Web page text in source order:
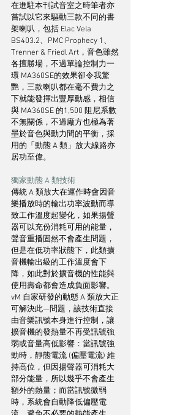
在進駐本刊試音室之時筆者亦
嘗試以它來驅動三款不同的書
架喇叭，包括 Elac Vela
BS403.2、PMC Prophecy 1、
Trenner & Friedl Art，音色雖然
各擅勝場，不過單論控制力一
環 MA360SE的效果卻令我驚
艷，三款喇叭都在毫不費力之
下就能發揮出豐厚動感，相信
與 MA360SE 的1,500 阻尼系數
不無關係，不過廠方也極為著
墨於音色與動力間的平衡，採
用的「動態 A 類」放大線路亦
居功至偉。
獨家動態 A 類技術
傳統 A 類放大在運作時會因音
樂播放時的輸出功率波動而導
致工作溫度起變化，如果揚聲
器可以充份消耗可用的能量，
聲音重播固然不會產生問題，
但是在低功率狀態下，此類擴
音機輸出級的工作溫度會下
降，如此對於擴音機的性能與
使用壽命都會造成負面影響。
vM 自家研發的動態 A 類放大正
可解決此—問題，該技術直接
由音樂訊號本身進行控制，讓
擴音機的發熱量不再受訊號強
弱或音量高低影響：當訊號強
勁時，靜態電流 (偏壓電流) 維
持高位，但因揚聲器可消耗大
部分能量，所以幾乎不會產生
額外的熱量；而當訊號微弱
時，系統會自動降低偏壓電